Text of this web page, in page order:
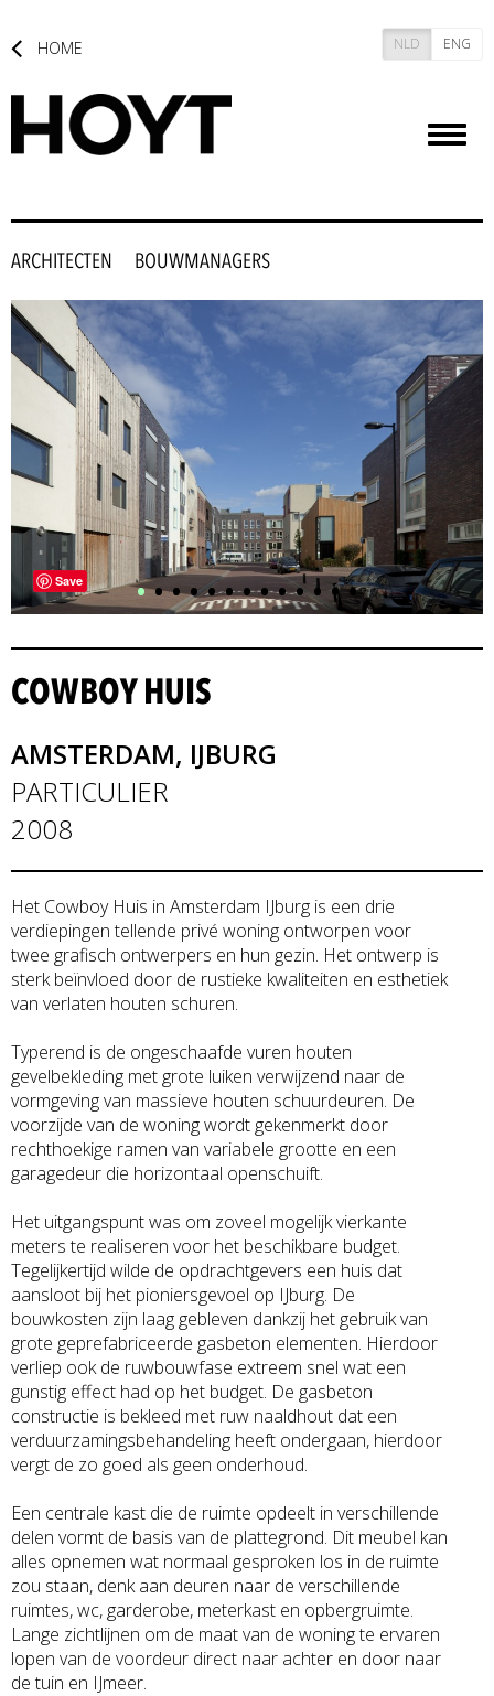
HOME NLD ENG
ARCHITECTEN BOUWMANAGERS
•••••••••••••
Save
COWBOY HUIS
AMSTERDAM, IJBURG
PARTICULIER
2008
Het Cowboy Huis in Amsterdam IJburg is een drie
verdiepingen tellende privé woning ontworpen voor
twee grafisch ontwerpers en hun gezin. Het ontwerp is
sterk beïnvloed door de rustieke kwaliteiten en esthetiek
van verlaten houten schuren.
Typerend is de ongeschaafde vuren houten
gevelbekleding met grote luiken verwijzend naar de
vormgeving van massieve houten schuurdeuren. De
voorzijde van de woning wordt gekenmerkt door
rechthoekige ramen van variabele grootte en een
garagedeur die horizontaal openschuift.
Het uitgangspunt was om zoveel mogelijk vierkante
meters te realiseren voor het beschikbare budget.
Tegelijkertijd wilde de opdrachtgevers een huis dat
aansloot bij het pioniersgevoel op IJburg. De
bouwkosten zijn laag gebleven dankzij het gebruik van
grote geprefabriceerde gasbeton elementen. Hierdoor
verliep ook de ruwbouwfase extreem snel wat een
gunstig effect had op het budget. De gasbeton
constructie is bekleed met ruw naaldhout dat een
verduurzamingsbehandeling heeft ondergaan, hierdoor
vergt de zo goed als geen onderhoud.
Een centrale kast die de ruimte opdeelt in verschillende
delen vormt de basis van de plattegrond. Dit meubel kan
alles opnemen wat normaal gesproken los in de ruimte
zou staan, denk aan deuren naar de verschillende
ruimtes, wc, garderobe, meterkast en opbergruimte.
Lange zichtlijnen om de maat van de woning te ervaren
lopen van de voordeur direct naar achter en door naar
de tuin en IJmeer.